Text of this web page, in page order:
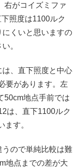
右がコイズミファ
照度は1100ルク
くいと思いますの
。
、直下照度と中心
要があります。左
50cm地点手前では
は、直下1100ルク
ます。
ので単純比較は難
地点までの差が大